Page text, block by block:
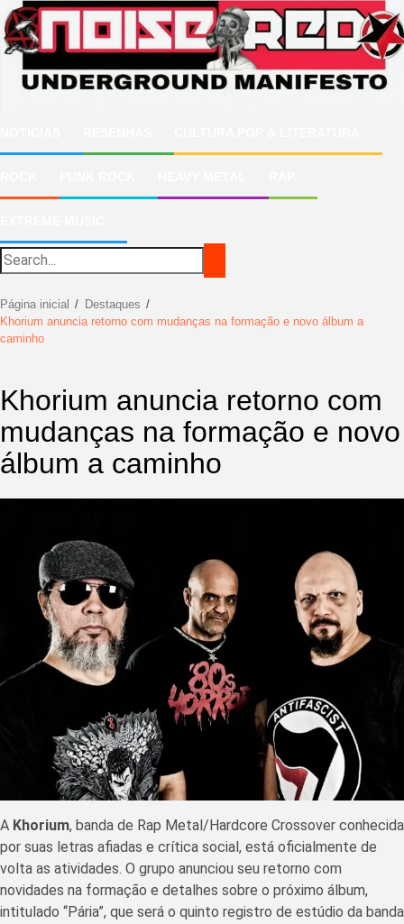
para
o
conteúdo
Página inicial
Destaques
Khorium anuncia retorno com mudanças na formação e novo álbum a
caminho
Khorium anuncia retorno com
mudanças na formação e novo
álbum a caminho
A Khorium, banda de Rap Metal/Hardcore Crossover conhecida
por suas letras afiadas e crítica social, está oficialmente de
volta as atividades. O grupo anunciou seu retorno com
novidades na formação e detalhes sobre o próximo álbum,
intitulado “Pária”, que será o quinto registro de estúdio da banda